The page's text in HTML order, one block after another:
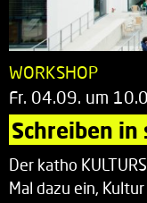
WORKSHOP
Fr. 04.09. um
Schreiben in
Der katho
Mal dazu ein,